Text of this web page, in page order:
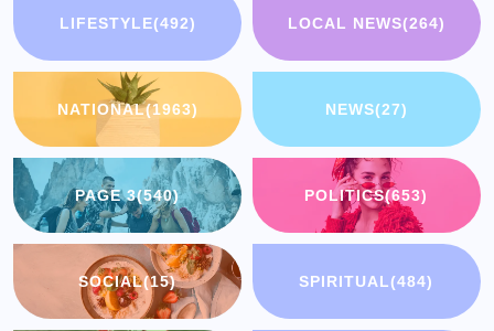
LIFESTYLE(492) LOCAL NEWS(264)
NATIONAL(1963) NEWS(27)
PAGE 3(540) POLITICS(653)
SOCIAL(15) SPIRITUAL(484)